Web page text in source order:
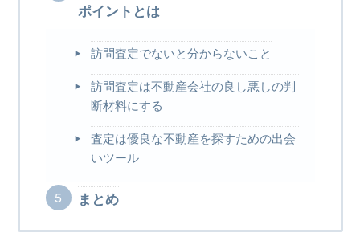
ポイントとは
訪問査定でないと分からないこと
訪問査定は不動産会社の良し悪しの判
断材料にする
査定は優良な不動産を探すための出会
いツール
まとめ